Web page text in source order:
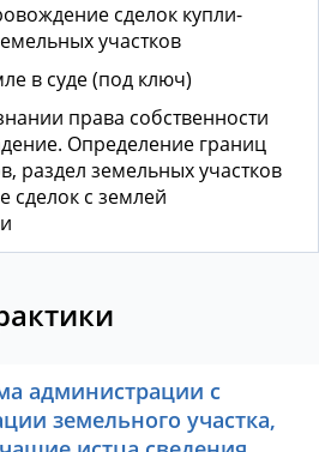
сделок купли-
участков
в суде (под ключ)
права собственности
Определение границ
раздел земельных участков
сделок с землей
администрации с
земельного участка,